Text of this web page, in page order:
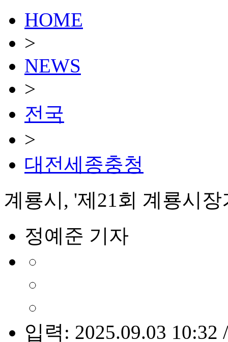
HOME
>
NEWS
>
전국
>
대전세종충청
계룡시, '제21회 계룡시
정예준 기자
입력: 2025.09.03 10:32